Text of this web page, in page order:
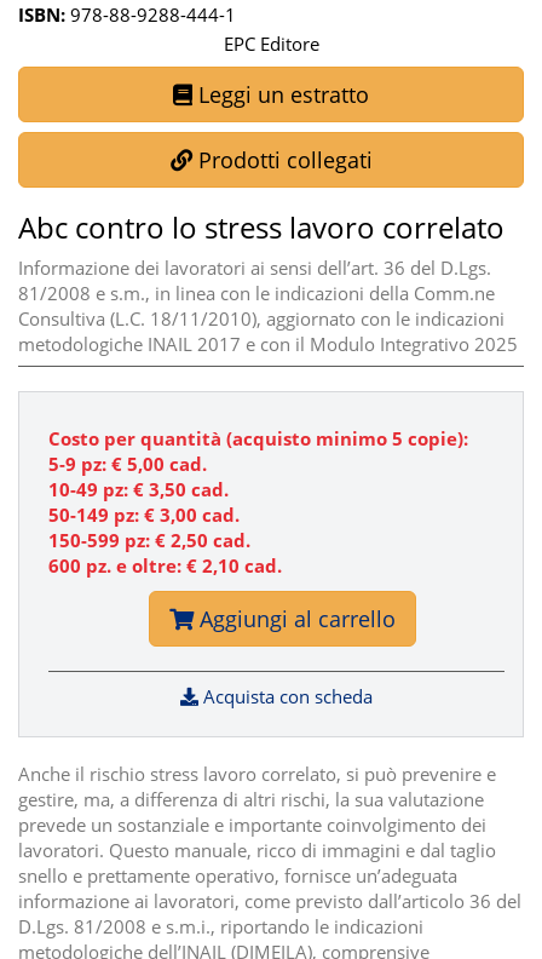
ISBN: 978-88-9288-444-1
EPC Editore
Leggi un estratto
Prodotti collegati
Abc contro lo stress lavoro correlato
Informazione dei lavoratori ai sensi dell’art. 36 del D.Lgs.
81/2008 e s.m., in linea con le indicazioni della Comm.ne
Consultiva (L.C. 18/11/2010), aggiornato con le indicazioni
metodologiche INAIL 2017 e con il Modulo Integrativo 2025
Costo per quantità (acquisto minimo 5 copie):
5-9 pz: € 5,00 cad.
10-49 pz: € 3,50 cad.
50-149 pz: € 3,00 cad.
150-599 pz: € 2,50 cad.
600 pz. e oltre: € 2,10 cad.
Aggiungi al carrello
Acquista con scheda
Anche il rischio stress lavoro correlato, si può prevenire e
gestire, ma, a differenza di altri rischi, la sua valutazione
prevede un sostanziale e importante coinvolgimento dei
lavoratori. Questo manuale, ricco di immagini e dal taglio
snello e prettamente operativo, fornisce un’adeguata
informazione ai lavoratori, come previsto dall’articolo 36 del
D.Lgs. 81/2008 e s.m.i., riportando le indicazioni
metodologiche dell’INAIL (DIMEILA), comprensive